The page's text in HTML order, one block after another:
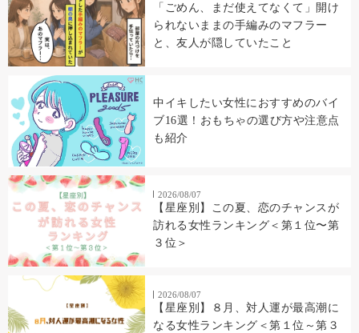
「ごめん、まだ使えてなくて」開け
られないままの手編みのマフラー
と、友人が隠していたこと
中イキしたい女性におすすめのバイ
ブ16選！おもちゃの選び方や注意点
も紹介
2026/08/07
【星座別】この夏、恋のチャンスが
訪れる女性ランキング＜第１位〜第
３位＞
2026/08/07
【星座別】８月、対人運が最高潮に
なる女性ランキング＜第１位～第３